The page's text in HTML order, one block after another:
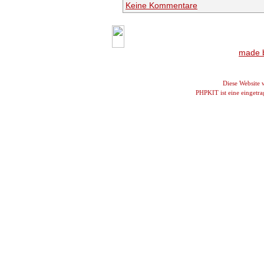
Keine Kommentare
made
Diese Website
PHPKIT ist eine